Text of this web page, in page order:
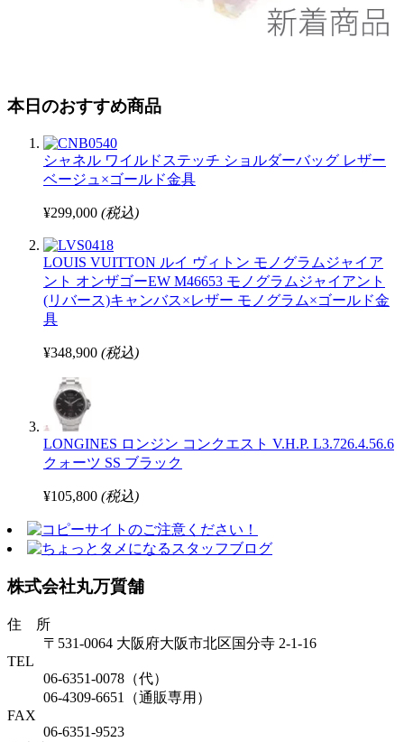
本日のおすすめ商品
シャネル ワイルドステッチ ショルダーバッグ レザー
ベージュ×ゴールド金具
¥299,000 (税込)
LOUIS VUITTON ルイ ヴィトン モノグラムジャイア
ント オンザゴーEW M46653 モノグラムジャイアント
(リバース)キャンバス×レザー モノグラム×ゴールド金
具
¥348,900 (税込)
LONGINES ロンジン コンクエスト V.H.P. L3.726.4.56.6
クォーツ SS ブラック
¥105,800 (税込)
株式会社丸万質舗
住 所
〒531-0064 大阪府大阪市北区国分寺 2-1-16
TEL
06-6351-0078（代）
06-4309-6651（通販専用）
FAX
06-6351-9523